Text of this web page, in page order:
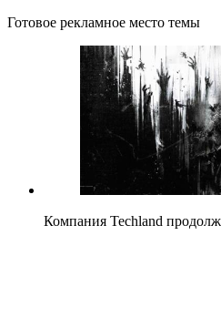
Готовое рекламное место темы
Компания Techland